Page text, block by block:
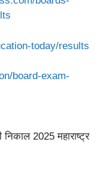
today/results
board-exam-
निकाल 2025 महाराष्ट्र